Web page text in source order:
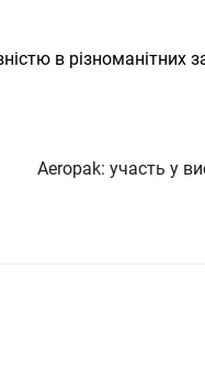
в різноманітних
Aeropak: участь у